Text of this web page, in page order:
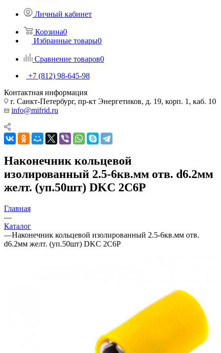
Личный кабинет
Корзина0
Избранные товары0
Сравнение товаров0
+7 (812) 98-645-98
Контактная информация
г. Санкт-Петербург, пр-кт Энергетиков, д. 19, корп. 1, каб. 10
info@mifrid.ru
Наконечник кольцевой
изолированный 2.5-6кв.мм отв. d6.2мм
желт. (уп.50шт) DKC 2C6P
Главная
—
Каталог
—Наконечник кольцевой изолированный 2.5-6кв.мм отв.
d6.2мм желт. (уп.50шт) DKC 2C6P